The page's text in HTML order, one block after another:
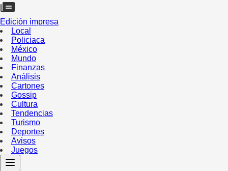
Edición impresa
Local
Policiaca
México
Mundo
Finanzas
Análisis
Cartones
Gossip
Cultura
Tendencias
Turismo
Deportes
Avisos
Juegos